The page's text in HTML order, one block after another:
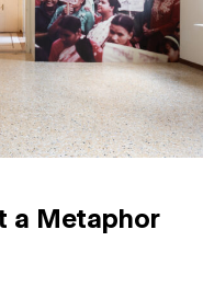
a Metaphor